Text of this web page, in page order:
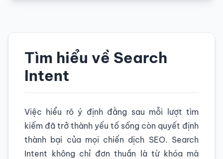
Tìm hiểu về Search
Intent
Việc hiểu rõ ý định đằng sau mỗi lượt tìm
kiếm đã trở thành yếu tố sống còn quyết định
thành bại của mọi chiến dịch SEO. Search
Intent không chỉ đơn thuần là từ khóa mà